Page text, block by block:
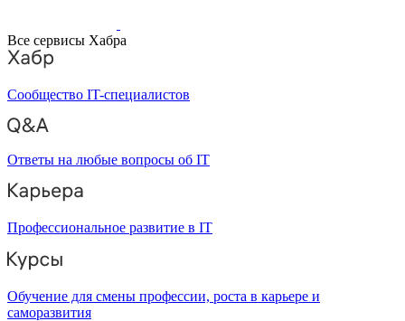
Все сервисы Хабра
Сообщество IT-специалистов
Ответы на любые вопросы об IT
Профессиональное развитие в IT
Обучение для смены профессии, роста в карьере и
саморазвития